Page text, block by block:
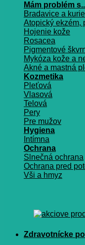
Mám problém
Bradavice a
Atopický ekzém,
Hojenie kože
Rosacea
Pigmentové
Mykóza kože a
Akné a mastná
Kozmetika
Pleťová
Vlasová
Telová
Pery
Pre mužov
Hygiena
Intímna
Ochrana
Slnečná ochrana
Ochrana pred
Vši a hmyz
Zdravotnícke